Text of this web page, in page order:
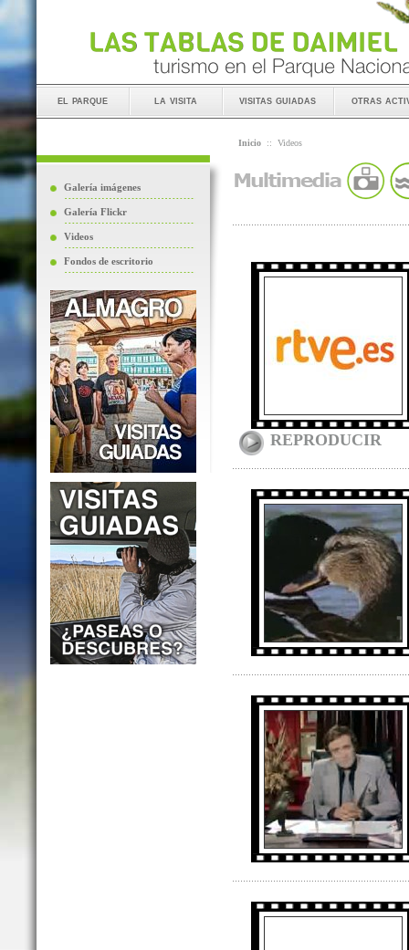
el parque la visita visitas guiadas otras
Galería imágenes
Galería Flickr
Videos
Fondos de escritorio
Inicio :: Videos
REPRODUCIR